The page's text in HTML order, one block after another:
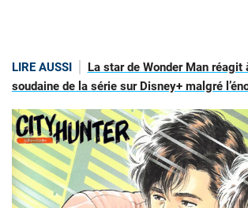
LIRE AUSSI
La star de Wonder Man réagit
soudaine de la série sur Disney+ malgré